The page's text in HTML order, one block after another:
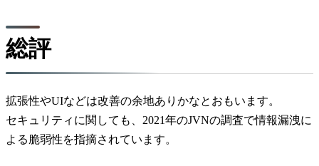
総評
拡張性やUIなどは改善の余地ありかなとおもいます。
セキュリティに関しても、2021年のJVNの調査で情報漏洩に
よる脆弱性を指摘されています。